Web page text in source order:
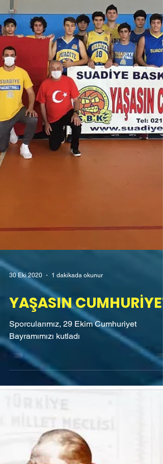
30 Eki 2020 1 dakikada okunur
YAŞASIN CUMHURİYET
Sporcularımız, 29 Ekim Cumhuriyet
Bayramımızı kutladı